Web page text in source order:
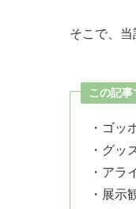
そこで、
この記事
・ゴッ
・グッ
・アラ
・展示